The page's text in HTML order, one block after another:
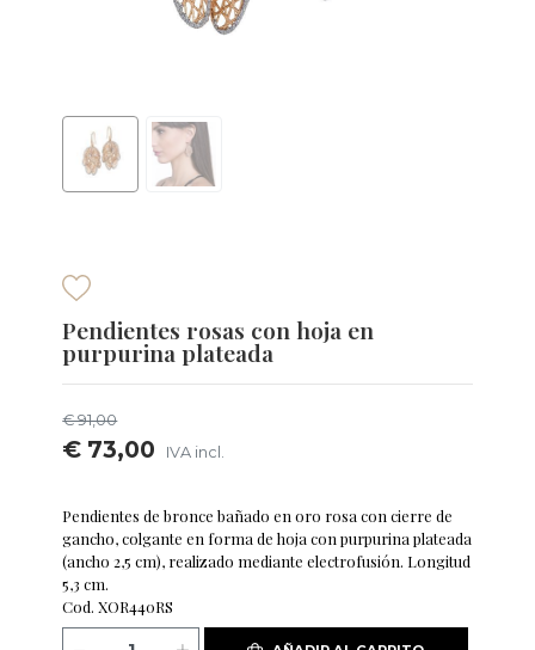
Pendientes rosas con hoja en
purpurina plateada
€ 91,00
€ 73,00 IVA incl.
Pendientes de bronce bañado en oro rosa con cierre de
gancho, colgante en forma de hoja con purpurina plateada
(ancho 2,5 cm), realizado mediante electrofusión. Longitud
5,3 cm.
Cod. XOR440RS